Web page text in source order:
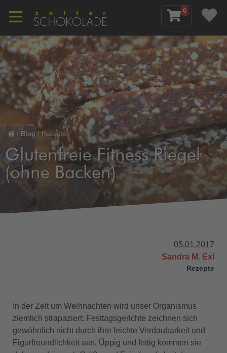
0
/ Blog / Rezepte
Glutenfreie Fitness Riegel
(ohne Backen)
05.01.2017
Sandra M. Exl
Rezepte
In der Zeit um Weihnachten wird unser Organismus
ziemlich strapaziert: Festtagsgerichte zeichnen sich
gewöhnlich nicht durch ihre leichte Verdaubarkeit und
Figurfreundlichkeit aus. Üppig und fettig kommen sie